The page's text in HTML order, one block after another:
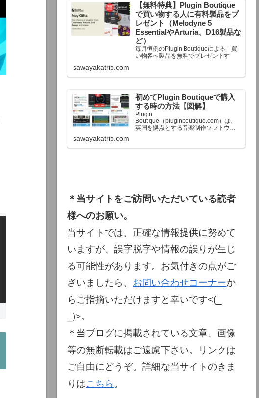
【無料特典】Plugin Boutique
で買い物する人に有料製品をプ
レゼント（Melodyne 5
EssentialやArturia、D16製品な
ど）
毎月恒例のPlugin Boutiqueによる「買
い物客へ製品を無料でプレゼントす
る」企画。今月もプレゼント企画が用
定額以上のお金を出して何かを購入す
終了予定日：日本時間：6/1（月…
sawayakatrip.com
初めてPlugin Boutiqueで購入
する時の方法【図解】
Plugin
Boutique（pluginboutique.com）は、
英国を拠点とする音楽制作ソフトウェ
で、世界中のミュージシャンに利用さ
sawayakatrip.com
＊当サイトをご訪問いただいている読者
様へのお願い。
当サイトでは、正確な情報提供に努めて
いますが、誤字脱字や情報の誤りが生じ
る可能性があります。お気付きの点がご
ざいましたら、 お問い合わせコーナーか
らご指摘いただけますと幸いです<(_
_)>。
＊当ブログに掲載されている文章、画像
等の無断転載はご遠慮下さい。リンクは
ご自由にどうぞ。詳細な当サイトのきま
りはこちら 。